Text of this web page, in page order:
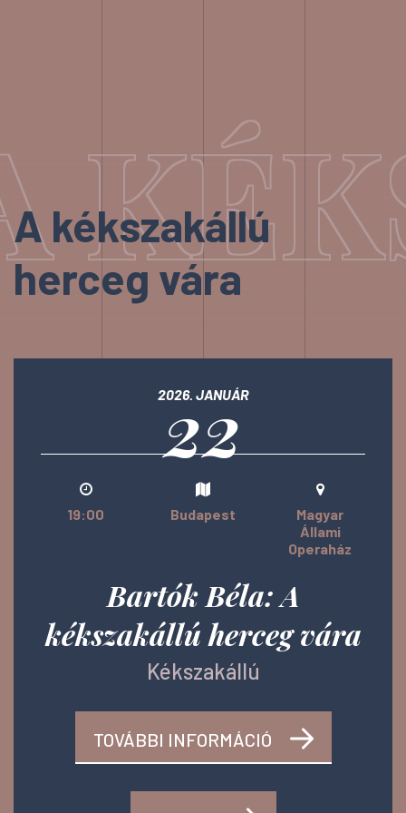
A kékszakállú
herceg vára
2026. JANUÁR
22
19:00 Budapest
Magyar
Állami
Operaház
Bartók Béla: A
kékszakállú herceg vára
Kékszakállú
TOVÁBBI INFORMÁCIÓ